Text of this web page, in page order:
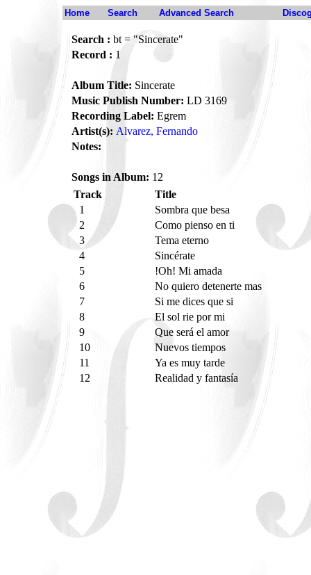
Home Search Advanced Search
Search : bt = "Sincerate"
Record : 1
Album Title: Sincerate
Music Publish Number: LD 3169
Recording Label: Egrem
Artist(s): Alvarez, Fernando
Notes:
Songs in Album: 12
Track
Title
1
Sombra que besa
2
Como pienso en ti
3
Tema eterno
4
Sincérate
5
!Oh! Mi amada
6
No quiero detenerte mas
7
Si me dices que si
8
El sol rie por mi
9
Que será el amor
10
Nuevos tiempos
11
Ya es muy tarde
12
Realidad y fantasía